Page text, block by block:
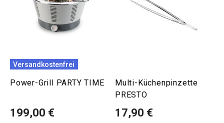
Versandkostenfrei
Power-Grill PARTY TIME
199,00 €
Multi-Küchenpinzette
PRESTO
17,90 €